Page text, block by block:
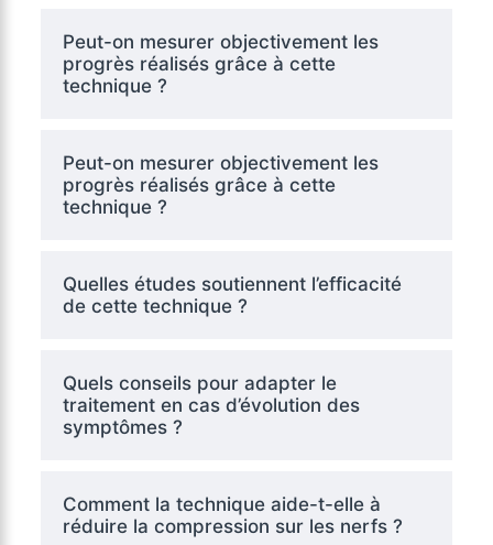
Peut-on mesurer objectivement les
progrès réalisés grâce à cette
technique ?
Peut-on mesurer objectivement les
progrès réalisés grâce à cette
technique ?
Quelles études soutiennent l’efficacité
de cette technique ?
Quels conseils pour adapter le
traitement en cas d’évolution des
symptômes ?
Comment la technique aide-t-elle à
réduire la compression sur les nerfs ?